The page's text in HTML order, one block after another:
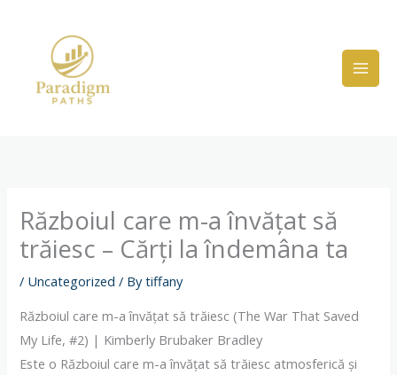
Războiul care m-a învățat să
trăiesc – Cărți la îndemâna ta
/ Uncategorized / Bytiffany
Războiul care m-a învățat să trăiesc (The War That Saved
My Life, #2) | Kimberly Brubaker Bradley
Este o Războiul care m-a învățat să trăiesc atmosferică și